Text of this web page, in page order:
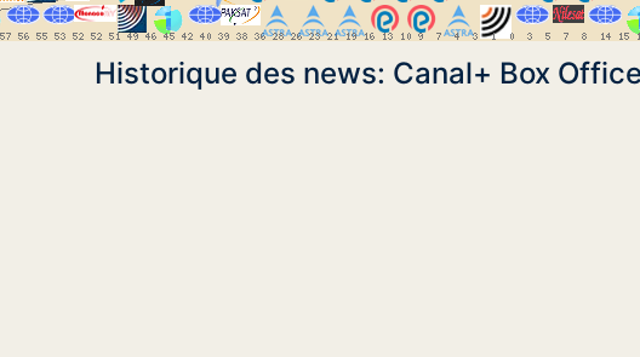
Historique des news: Canal+ Box